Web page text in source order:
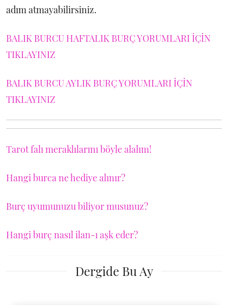
adım atmayabilirsiniz.
BALIK BURCU HAFTALIK BURÇ YORUMLARI İÇİN
TIKLAYINIZ
BALIK BURCU AYLIK BURÇ YORUMLARI İÇİN
TIKLAYINIZ
Tarot falı meraklılarını böyle alalım!
Hangi burca ne hediye alınır?
Burç uyumunuzu biliyor musunuz?
Hangi burç nasıl ilan-ı aşk eder?
Dergide Bu Ay